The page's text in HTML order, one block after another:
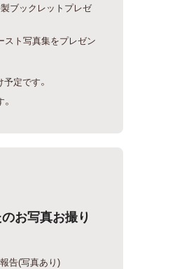
製ブックレットプレゼ
スト写真集をプレゼン
定です。
お写真お撮り
告(写真あり)